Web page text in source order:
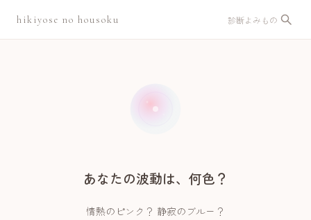
hikiyose no housoku 診断よみもの
あなたの波動は、何色？
情熱のピンク？ 静寂のブルー？